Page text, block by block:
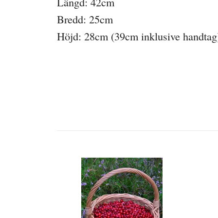
Bredd: 25cm
Höjd: 28cm (39cm inklusive